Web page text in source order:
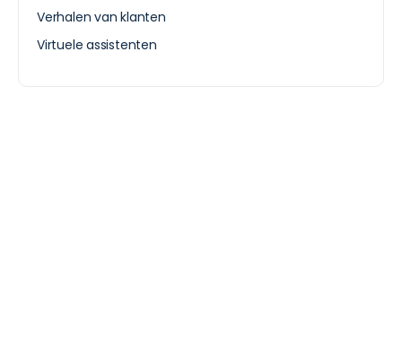
Verhalen van klanten
Virtuele assistenten